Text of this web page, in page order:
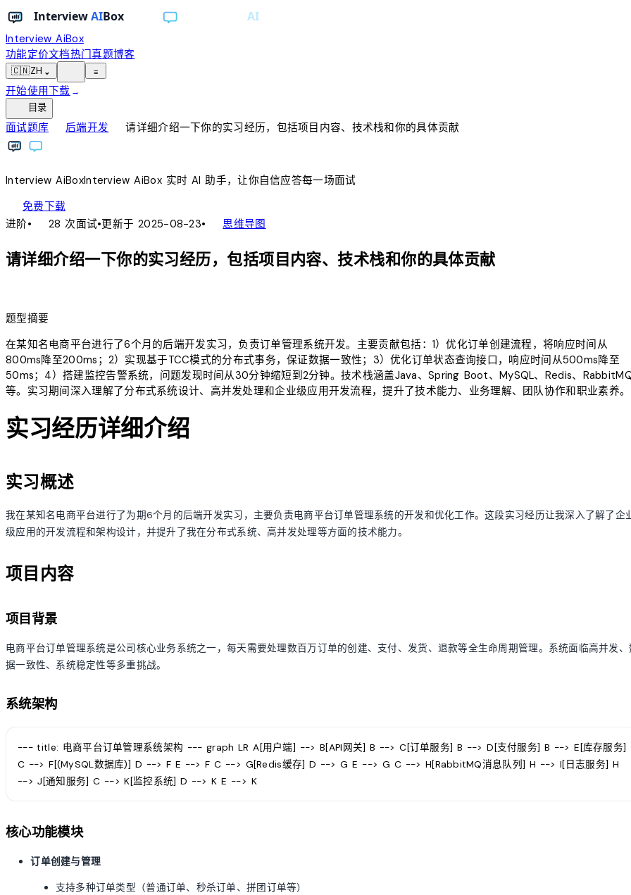
Interview AiBox
功能定价文档热门真题博客
🇨🇳ZH ⌄ ≡
开始使用下载 →
目录
面试题库chevron_right后端开发chevron_right请详细介绍一下你的实习经历，包括项目内容、技术栈和你的具体贡献
InterviewAiBoxInterviewAiBox实时 AI 助手，让你自信应答每一场面试
免费下载
进阶• 28 次面试•更新于 2025-08-23• account_tree思维导图
请详细介绍一下你的实习经历，包括项目内容、技术栈和你的具体贡献
题型摘要
在某知名电商平台进行了6个月的后端开发实习，负责订单管理系统开发。主要贡献包括：1）优化订单创建流程，将响应时间从
800ms降至200ms；2）实现基于TCC模式的分布式事务，保证数据一致性；3）优化订单状态查询接口，响应时间从500ms降至
50ms；4）搭建监控告警系统，问题发现时间从30分钟缩短到2分钟。技术栈涵盖Java、Spring Boot、MySQL、Redis、
等。实习期间深入理解了分布式系统设计、高并发处理和企业级应用开发流程，提升了技术能力、业务理解、团队协作和职业素养。
实习经历详细介绍
实习概述
我在某知名电商平台进行了为期6个月的后端开发实习，主要负责电商平台订单管理系统的开发和优化工作。这段实习经历让我深入了解了企
级应用的开发流程和架构设计，并提升了我在分布式系统、高并发处理等方面的技术能力。
项目内容
项目背景
电商平台订单管理系统是公司核心业务系统之一，每天需要处理数百万订单的创建、支付、发货、退款等全生命周期管理。系统面临高并发、
据一致性、系统稳定性等多重挑战。
系统架构
--- title: 电商平台订单管理系统架构 --- graph LR A[用户端] --> B[API网关] B --> C[订单服务] B --> D[支付服务] B --> E[库存服务]
C --> F[(MySQL数据库)] D --> F E --> F C --> G[Redis缓存] D --> G E --> G C --> H[RabbitMQ消息队列] H --> I[日志服务] H
--> J[通知服务] C --> K[监控系统] D --> K E --> K
核心功能模块
订单创建与管理
支持多种订单类型（普通订单、秒杀订单、拼团订单等）